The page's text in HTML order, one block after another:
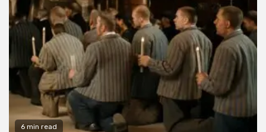
6 min read